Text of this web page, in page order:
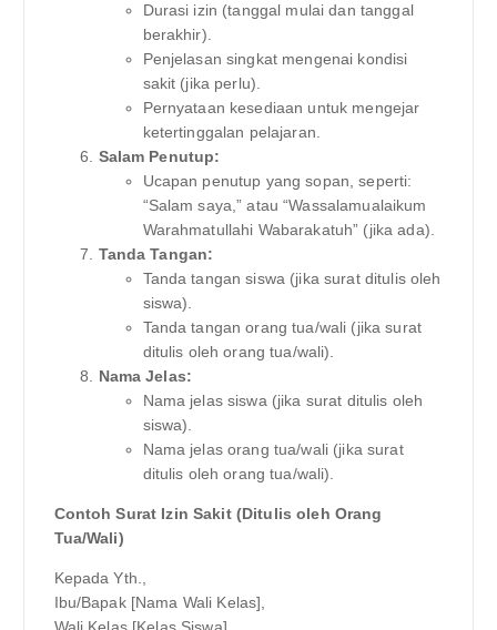
Durasi izin (tanggal mulai dan tanggal
berakhir).
Penjelasan singkat mengenai kondisi
sakit (jika perlu).
Pernyataan kesediaan untuk mengejar
ketertinggalan pelajaran.
Salam Penutup:
Ucapan penutup yang sopan, seperti:
“Salam saya,” atau “Wassalamualaikum
Warahmatullahi Wabarakatuh” (jika ada).
Tanda Tangan:
Tanda tangan siswa (jika surat ditulis oleh
siswa).
Tanda tangan orang tua/wali (jika surat
ditulis oleh orang tua/wali).
Nama Jelas:
Nama jelas siswa (jika surat ditulis oleh
siswa).
Nama jelas orang tua/wali (jika surat
ditulis oleh orang tua/wali).
Contoh Surat Izin Sakit (Ditulis oleh Orang
Tua/Wali)
Kepada Yth.,
Ibu/Bapak [Nama Wali Kelas],